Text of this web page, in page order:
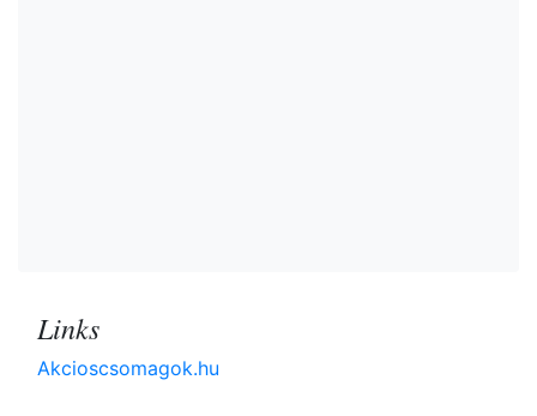
Links
Akcioscsomagok.hu